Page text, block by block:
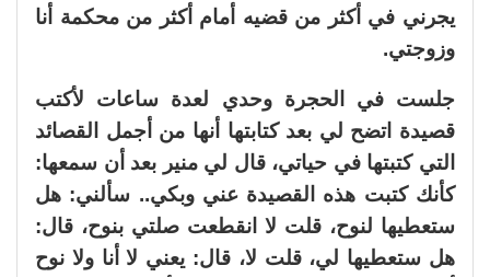
يجرني في أكثر من قضيه أمام أكثر من محكمة أنا
وزوجتي.
جلست في الحجرة وحدي لعدة ساعات لأكتب
قصيدة اتضح لي بعد كتابتها أنها من أجمل القصائد
التي كتبتها في حياتي، قال لي منير بعد أن سمعها:
كأنك كتبت هذه القصيدة عني وبكي.. سألني: هل
ستعطيها لنوح، قلت لا انقطعت صلتي بنوح، قال:
هل ستعطيها لي، قلت لا، قال: يعني لا أنا ولا نوح